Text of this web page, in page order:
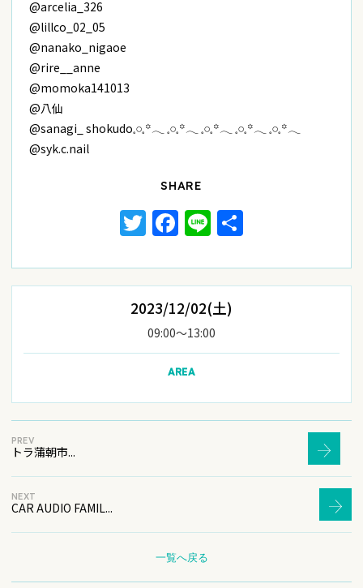
@arcelia_326
@lillco_02_05
@nanako_nigaoe
@rire__anne
@momoka141013
@八仙
@sanagi_ shokudo𓈒𓏸𓈒꙳𓂃 𓈒𓏸𓈒꙳𓂃 𓈒𓏸𓈒꙳𓂃 𓈒𓏸𓈒꙳𓂃 𓈒𓏸𓈒꙳𓂃
@syk.c.nail
SHARE
Twitter
Facebook
Line
2023/12/02(土)
09:00〜13:00
AREA
PREV
トラ蒲朝市...
一覧へ戻る
NEXT
CAR AUDIO FAMIL...